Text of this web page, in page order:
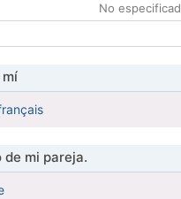
No
de mi pareja.